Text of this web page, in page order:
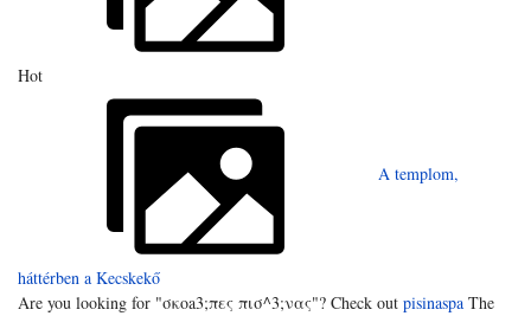
Hot
A templom,
háttérben a Kecskekő
Are you looking for "σκοa3;πες πισ^3;νας"? Check out pisinaspa The